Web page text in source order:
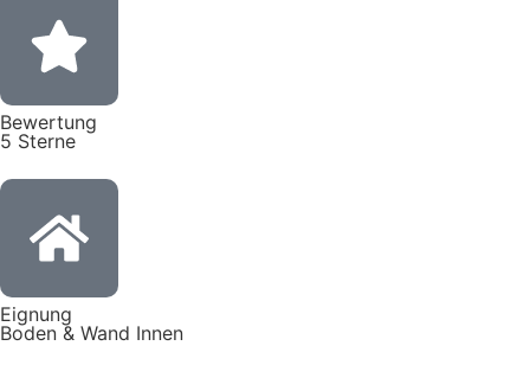
Bewertung
5 Sterne
Eignung
Boden & Wand Innen